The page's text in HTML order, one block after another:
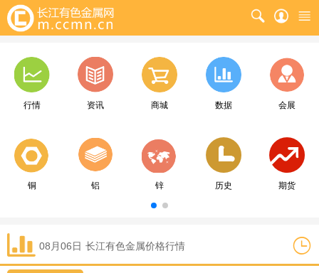
行情 资讯 商城 数据 会展
铜 铝 锌 历史 期货
08月06日 长江有色金属价格行情